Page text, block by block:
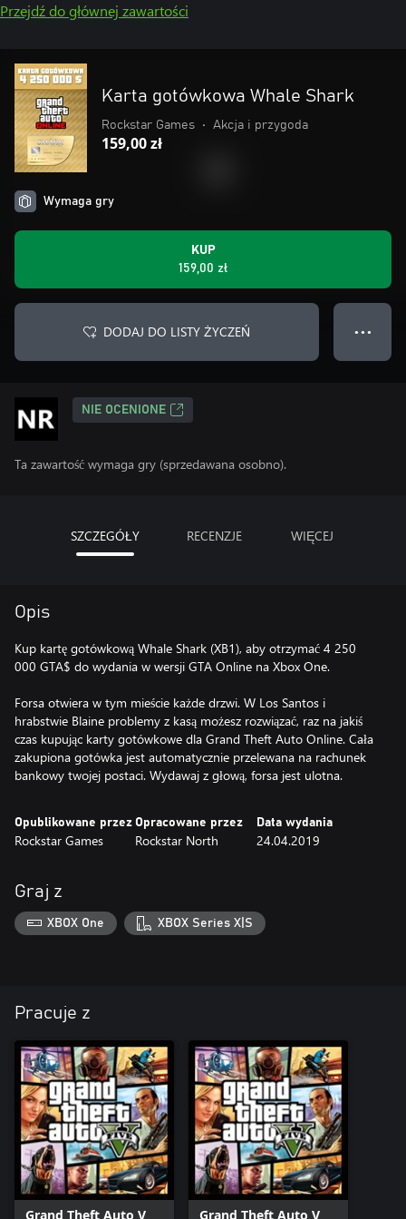
Przejdź do głównej zawartości
Karta gotówkowa Whale Shark
Rockstar Games • Akcja i przygoda
159,00 zł
Wymaga gry
KUP
159,00 zł
DODAJ DO LISTY ŻYCZEŃ ● ● ●
NIE OCENIONE
Ta zawartość wymaga gry (sprzedawana osobno).
SZCZEGÓŁY RECENZJE WIĘCEJ
Opis
Kup kartę gotówkową Whale Shark (XB1), aby otrzymać 4 250
000 GTA$ do wydania w wersji GTA Online na Xbox One.
Forsa otwiera w tym mieście każde drzwi. W Los Santos i
hrabstwie Blaine problemy z kasą możesz rozwiązać, raz na jakiś
czas kupując karty gotówkowe dla Grand Theft Auto Online. Cała
zakupiona gotówka jest automatycznie przelewana na rachunek
bankowy twojej postaci. Wydawaj z głową, forsa jest ulotna.
Opublikowane przez
Rockstar Games
Opracowane przez
Rockstar North
Data wydania
24.04.2019
Graj z
XBOX One XBOX Series X|S
Pracuje z
Grand Theft Auto V Grand Theft Auto V